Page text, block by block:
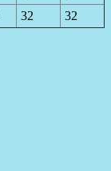
32 32